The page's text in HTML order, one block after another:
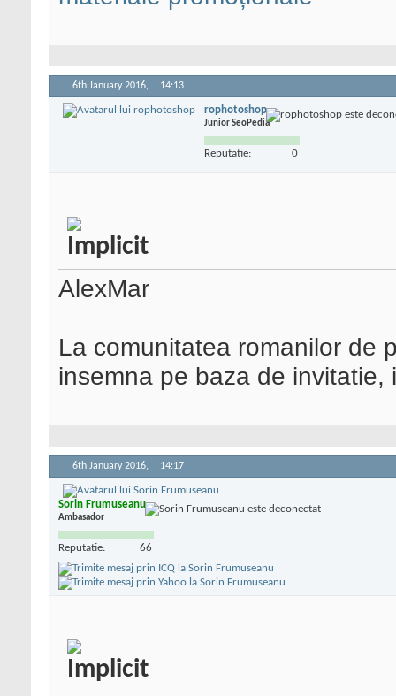
6th January 2016, 14:13
rophotoshop
Junior SeoPedia
Reputatie: 0
AlexMar
La comunitatea romanilor de
insemna pe baza de
6th January 2016, 14:17
Sorin Frumuseanu
Ambasador
Reputatie: 66